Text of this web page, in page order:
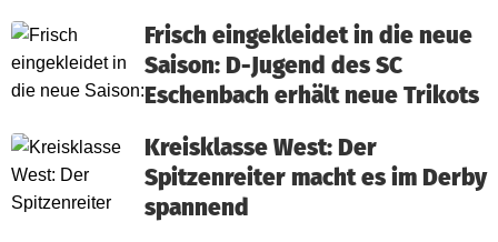
Frisch eingekleidet in die neue
Saison: D-Jugend des SC
Eschenbach erhält neue Trikots
Kreisklasse West: Der
Spitzenreiter macht es im Derby
spannend